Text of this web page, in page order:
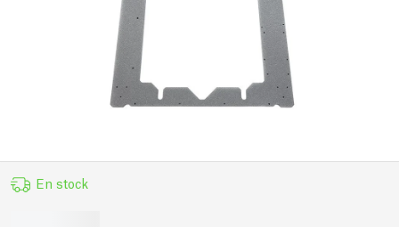
En stock